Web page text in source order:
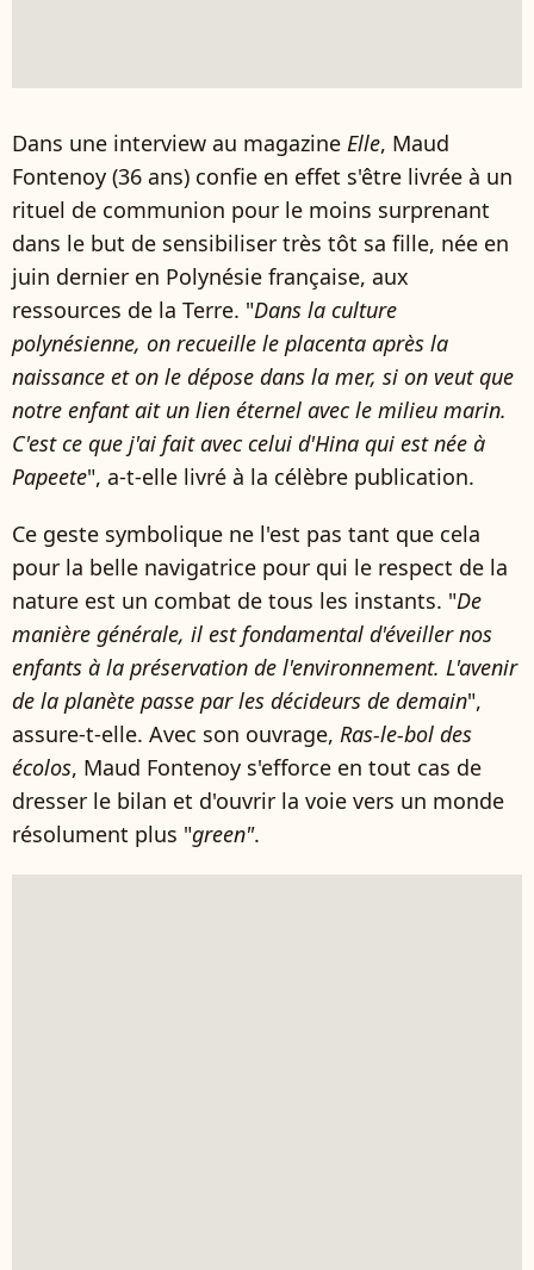
Dans une interview au magazine Elle, Maud
Fontenoy (36 ans) confie en effet s'être livrée à un
rituel de communion pour le moins surprenant
dans le but de sensibiliser très tôt sa fille, née en
juin dernier en Polynésie française, aux
ressources de la Terre. "Dans la culture
polynésienne, on recueille le placenta après la
naissance et on le dépose dans la mer, si on veut que
notre enfant ait un lien éternel avec le milieu marin.
C'est ce que j'ai fait avec celui d'Hina qui est née à
Papeete", a-t-elle livré à la célèbre publication.
Ce geste symbolique ne l'est pas tant que cela
pour la belle navigatrice pour qui le respect de la
nature est un combat de tous les instants. "De
manière générale, il est fondamental d'éveiller nos
enfants à la préservation de l'environnement. L'avenir
de la planète passe par les décideurs de demain",
assure-t-elle. Avec son ouvrage, Ras-le-bol des
écolos, Maud Fontenoy s'efforce en tout cas de
dresser le bilan et d'ouvrir la voie vers un monde
résolument plus "green".